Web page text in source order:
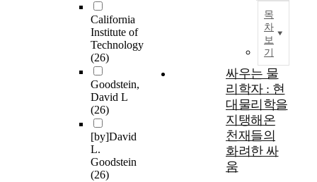
California
Institute of
Technology
(26)
Goodstein,
David L
(26)
[by]David
L.
Goodstein
(26)
목
차
보
기
싸우는 물
리학자 : 현
대물리학을
지탱해온
천재들의
화려한 싸
움